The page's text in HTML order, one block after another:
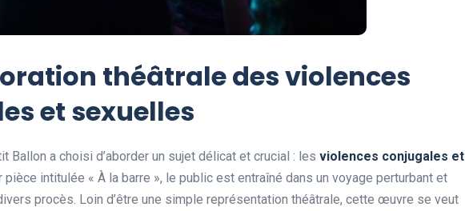
théâtrale des violences
et sexuelles
Ballon a choisi d’aborder un sujet délicat et crucial : les violences conjugales et
pièce intitulée « À la barre », le public est entraîné dans un voyage perturbant et
procès. Loin d’être une simple représentation théâtrale, cette œuvre se veut